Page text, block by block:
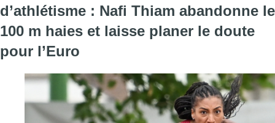
d’athlétisme : Nafi Thiam abandonne le
100 m haies et laisse planer le doute
pour l’Euro